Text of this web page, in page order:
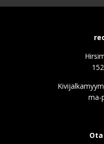
ma-